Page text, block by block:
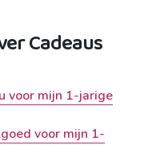
Cadeaus
voor mijn 1-jarige
voor mijn 1-